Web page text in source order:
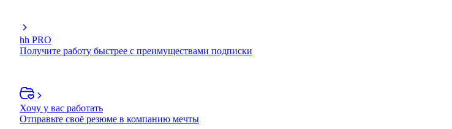
hh PRO
Получите работу быстрее с преимуществами подписки
Хочу у вас работать
Отправьте своё резюме в компанию мечты